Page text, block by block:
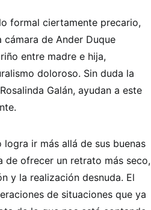
formal ciertamente precario,
de Ander Duque
entre madre e hija,
doloroso. Sin duda la
Galán, ayudan a este
ir más allá de sus buenas
de ofrecer un retrato más seco,
y la realización desnuda. El
de situaciones que ya